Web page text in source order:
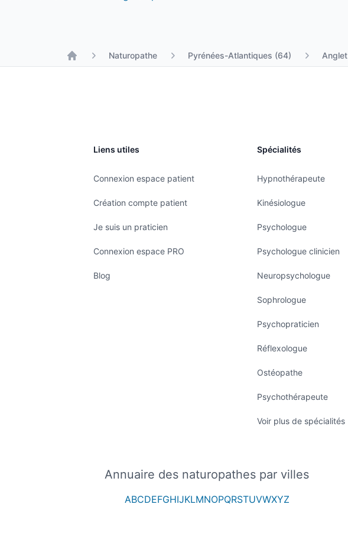
Naturopathe Pyrénées-Atlantiques (64) Anglet
Liens utiles
Connexion espace patient
Création compte patient
Je suis un praticien
Connexion espace PRO
Blog
Spécialités
Hypnothérapeute
Kinésiologue
Psychologue
Psychologue clinicien
Neuropsychologue
Sophrologue
Psychopraticien
Réflexologue
Ostéopathe
Psychothérapeute
Voir plus de spécialités
Annuaire des naturopathes par villes
ABCDEFGHIJKLMNOPQRSTUVWXYZ